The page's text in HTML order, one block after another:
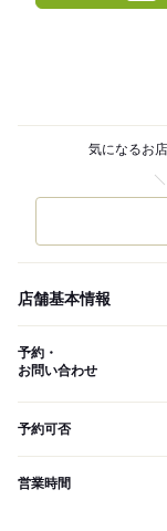
気になるお
店舗基本情報
予約・
お問い合わせ
予約可否
営業時間